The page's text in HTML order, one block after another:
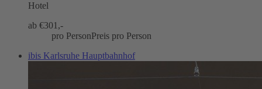
Hotel
ab €301,-
pro PersonPreis pro Person
ibis Karlsruhe Hauptbahnhof